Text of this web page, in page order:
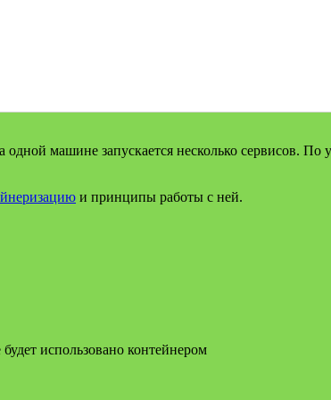
машине запускается несколько сервисов.
и принципы работы с ней.
использовано контейнером